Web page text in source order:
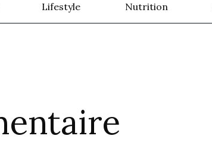
Lifestyle Nutrition